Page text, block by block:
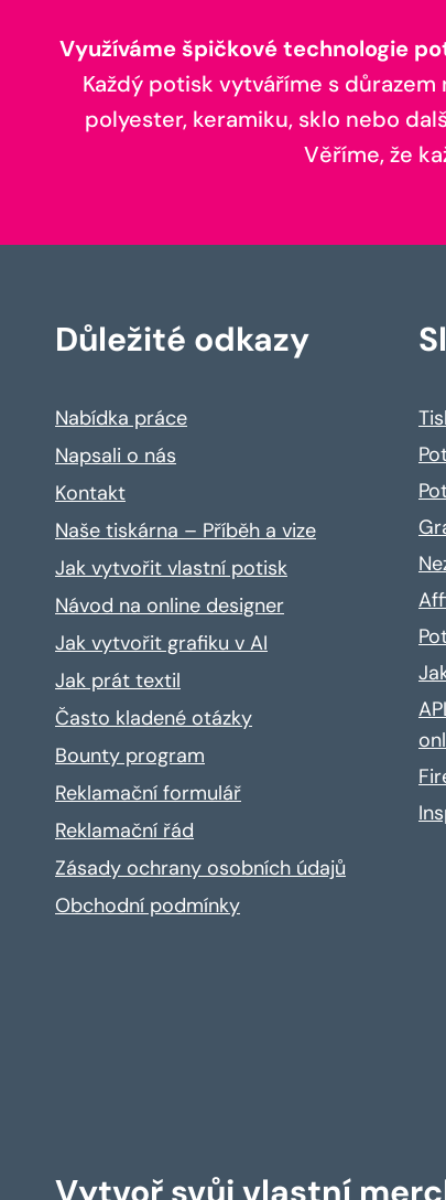
Využíváme špičkové technologie
Každý potisk vytváříme s
polyester, keramiku, sklo nebo
Věříme, že
Důležité odkazy
Nabídka práce
Napsali o nás
Kontakt
Naše tiskárna – Příběh a vize
Jak vytvořit vlastní potisk
Návod na online designer
Jak vytvořit grafiku v AI
Jak prát textil
Často kladené otázky
Bounty program
Reklamační formulář
Reklamační řád
Zásady ochrany osobních údajů
Obchodní podmínky